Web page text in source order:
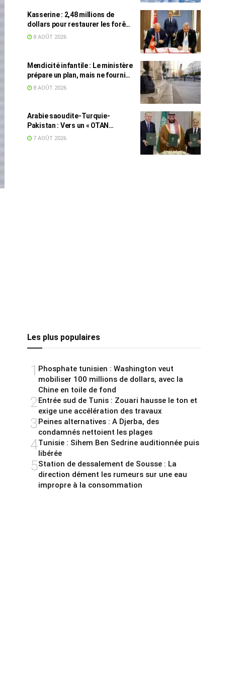
Kasserine : 2,48 millions de
dollars pour restaurer les forêts
de pin d’Alep
8 AOÛT 2026
Mendicité infantile : Le ministère
prépare un plan, mais ne fournit
toujours aucun chiffre
8 AOÛT 2026
Arabie saoudite-Turquie-
Pakistan : Vers un « OTAN
islamique » ?
7 AOÛT 2026
Les plus populaires
1 Phosphate tunisien : Washington veut
mobiliser 100 millions de dollars, avec la
Chine en toile de fond
2Entrée sud de Tunis : Zouari hausse le ton et
exige une accélération des travaux
3Peines alternatives : A Djerba, des
condamnés nettoient les plages
4Tunisie : Sihem Ben Sedrine auditionnée puis
libérée
5Station de dessalement de Sousse : La
direction dément les rumeurs sur une eau
impropre à la consommation